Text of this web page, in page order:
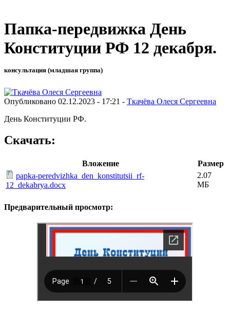
Папка-передвижка День
Конституции РФ 12 декабря.
консультация (младшая группа)
Опубликовано 02.12.2023 - 17:21 - Ткачёва Олеся Сергеевна
День Конституции РФ.
Скачать:
Вложение
Размер
papka-peredvizhka_den_konstitutsii_rf-
12_dekabrya.docx
2.07
МБ
Предварительный просмотр: